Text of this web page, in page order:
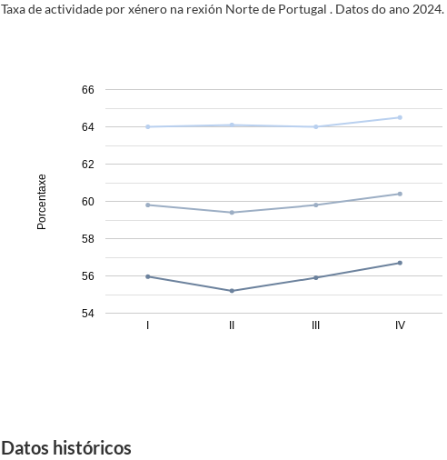
Taxa de actividade por xénero na rexión Norte de Portugal . Datos do ano 2024.
IV
54
56
58
60
62
64
66
Porcentaxe
Datos históricos